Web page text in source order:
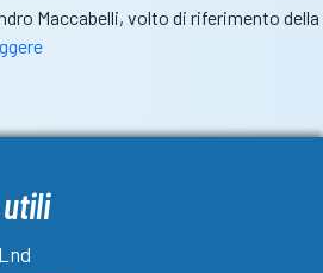
Maccabelli, volto di riferimento della
Maccabelli:
turismo
assolute.
Maddalena